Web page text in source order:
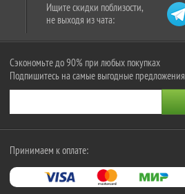
Ищите скидки поблизости,
не выходя из чата:
Сэкономьте до 90% при любых покупках
Подпишитесь на самые выгодные предложения
Принимаем к оплате: